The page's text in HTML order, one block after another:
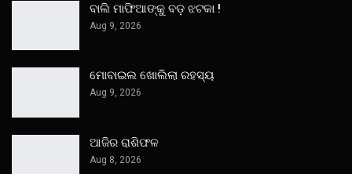
ବାଲି ମାଫିଆଙ୍କୁ ବଡ଼ ଝଟକା !
Aug 9, 2026
ମୋବାଇଲ ଖୋଲିଲା ରହସ୍ୟ
Aug 9, 2026
ଆଜିର ରାଶିଫଳ
Aug 8, 2026